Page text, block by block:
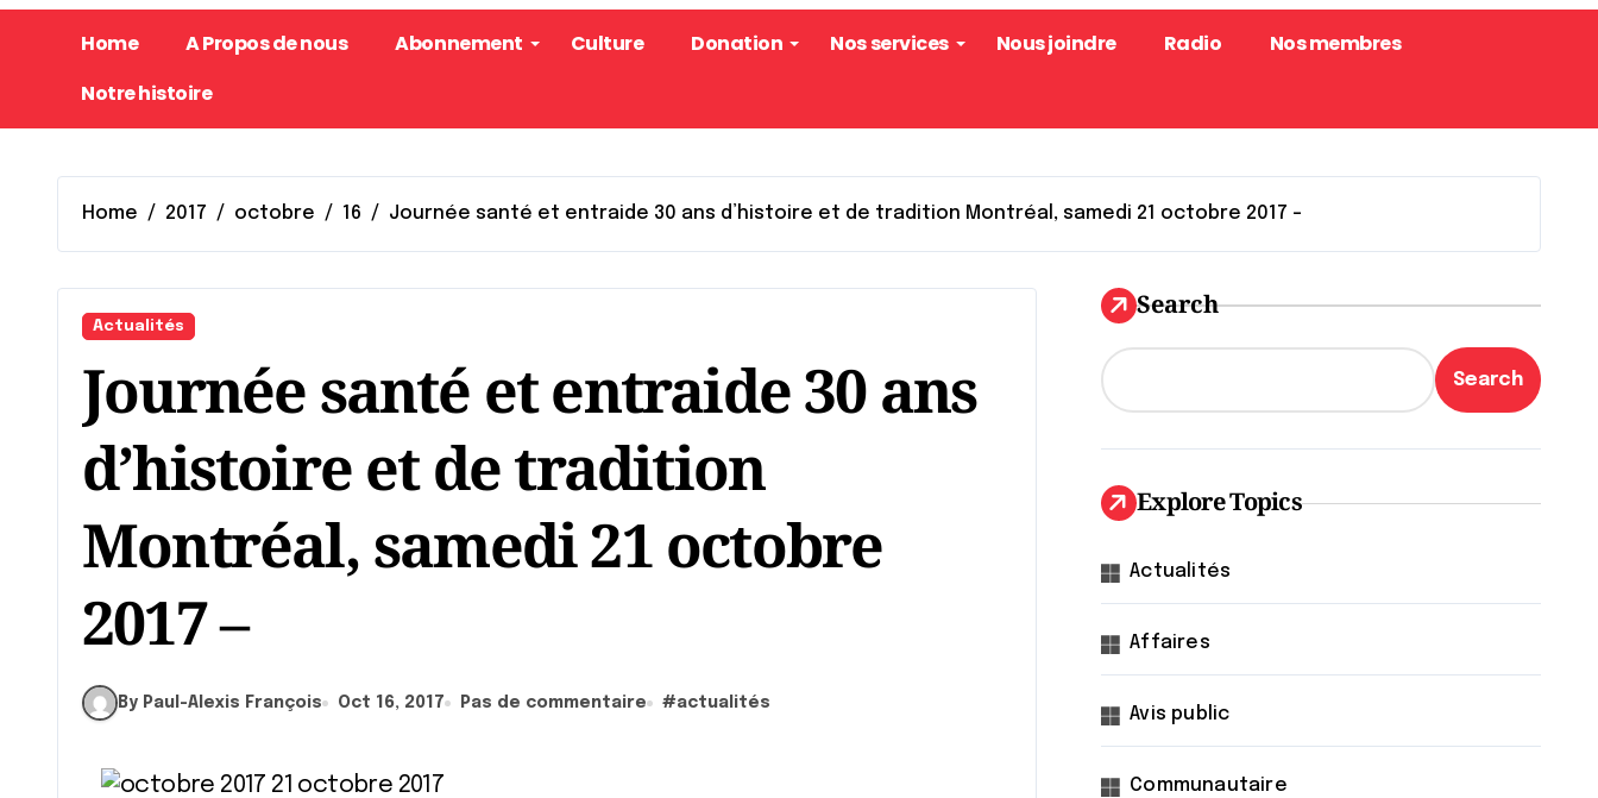
Home A Propos de nous Abonnement Culture Donation Nos services Nous joindre Radio
Nos membres
Notre histoire
Home 2017 octobre 16 Journée santé et entraide 30 ans d’histoire et de tradition Montréal, samedi 21 octobre 2017 –
Actualités
Journée santé et entraide 30 ans
d’histoire et de tradition
Montréal, samedi 21 octobre
2017 –
By Paul-Alexis François Oct 16, 2017 Pas de commentaire #actualités
Search
Search
Explore Topics
Actualités
Affaires
Avis public
Communautaire